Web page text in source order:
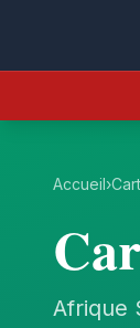
Accueil›
Afrique